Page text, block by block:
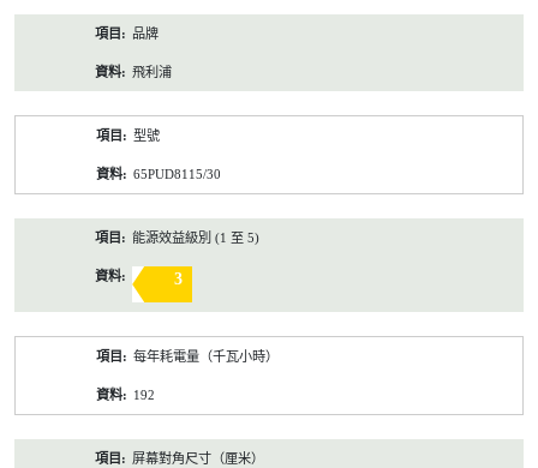
品牌
飛利浦
型號
65PUD8115/30
能源效益級別 (1 至 5)
3
每年耗電量（千瓦小時）
192
屏幕對角尺寸（厘米）